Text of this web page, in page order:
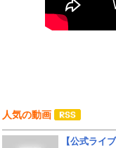
人気の動画
【公式ライ